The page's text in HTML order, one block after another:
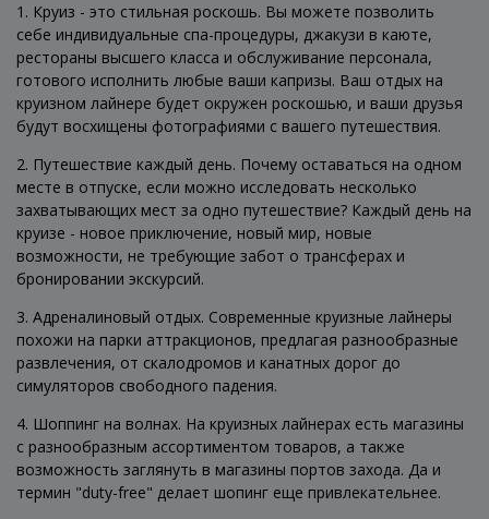
1. Круиз - это стильная роскошь. Вы можете позволить
себе индивидуальные спа-процедуры, джакузи в каюте,
рестораны высшего класса и обслуживание персонала,
готового исполнить любые ваши капризы. Ваш отдых на
круизном лайнере будет окружен роскошью, и ваши друзья
будут восхищены фотографиями с вашего путешествия.
2. Путешествие каждый день. Почему оставаться на одном
месте в отпуске, если можно исследовать несколько
захватывающих мест за одно путешествие? Каждый день на
круизе - новое приключение, новый мир, новые
возможности, не требующие забот о трансферах и
бронировании экскурсий.
3. Адреналиновый отдых. Современные круизные лайнеры
похожи на парки аттракционов, предлагая разнообразные
развлечения, от скалодромов и канатных дорог до
симуляторов свободного падения.
4. Шоппинг на волнах. На круизных лайнерах есть магазины
с разнообразным ассортиментом товаров, а также
возможность заглянуть в магазины портов захода. Да и
термин "duty-free" делает шопинг еще привлекательнее.